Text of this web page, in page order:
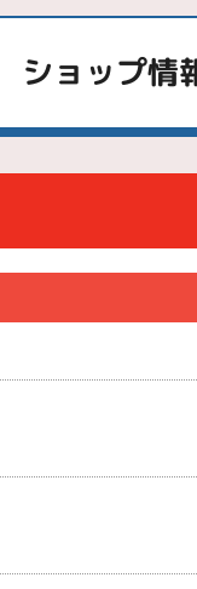
ショップ情